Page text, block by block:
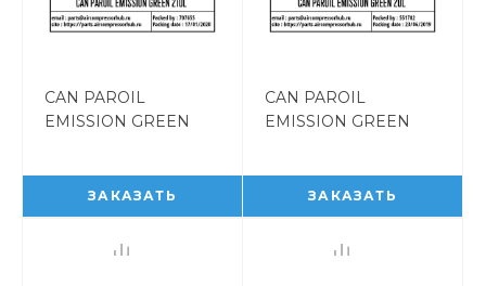
CAN PAROIL
EMISSION GREEN
210L 1630047300
ЗАКАЗАТЬ
CAN PAROIL
EMISSION GREEN
20L 1630047200
ЗАКАЗАТЬ